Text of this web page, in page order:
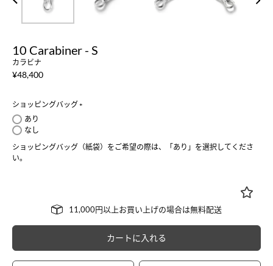
NEXT
10 Carabiner - S
カラビナ
¥48,400
ショッピングバッグ
あり
なし
ショッピングバッグ（紙袋）をご希望の際は、「あり」を選択してくださ
い。
カートに入れる